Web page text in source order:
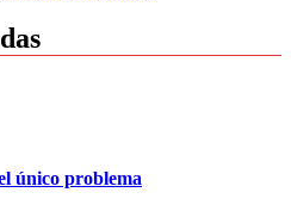
único problema